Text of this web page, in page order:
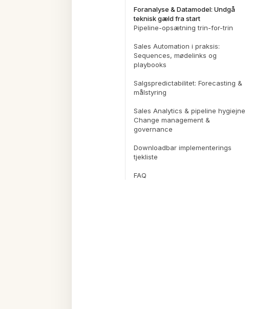
Foranalyse & Datamodel: Undgå
teknisk gæld fra start
Pipeline-opsætning trin-for-trin
Sales Automation i praksis:
Sequences, mødelinks og
playbooks
Salgspredictabilitet: Forecasting &
målstyring
Sales Analytics & pipeline hygiejne
Change management &
governance
Downloadbar implementerings
tjekliste
FAQ